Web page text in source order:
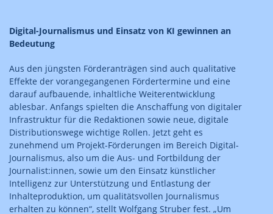
Digital-Journalismus und Einsatz von KI gewinnen an
Bedeutung
Aus den jüngsten Förderanträgen sind auch qualitative
Effekte der vorangegangenen Fördertermine und eine
darauf aufbauende, inhaltliche Weiterentwicklung
ablesbar. Anfangs spielten die Anschaffung von digitaler
Infrastruktur für die Redaktionen sowie neue, digitale
Distributionswege wichtige Rollen. Jetzt geht es
zunehmend um Projekt-Förderungen im Bereich Digital-
Journalismus, also um die Aus- und Fortbildung der
Journalist:innen, sowie um den Einsatz künstlicher
Intelligenz zur Unterstützung und Entlastung der
Inhalteproduktion, um qualitätsvollen Journalismus
erhalten zu können“, stellt Wolfgang Struber fest. „Um